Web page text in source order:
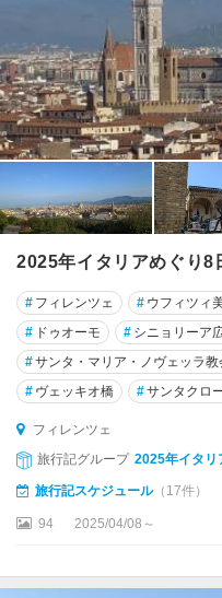
ノ
・
デ
ル
・
ガ
ー
ダ
ス
カ
ー
ナ
州
ト
ラ
ー
ラ
2025年イタリアめぐり8
# フィレンツェ # ウフィツィ
# ドゥオーモ # シニョリーア
#サンタ・マリア・ノヴェッラ教
# ヴェッキオ橋 #サンタクロ
フィレンツェ
旅行記グループ 2025年イタリ
旅行記スケジュール（17件）
94 2025/04/08～